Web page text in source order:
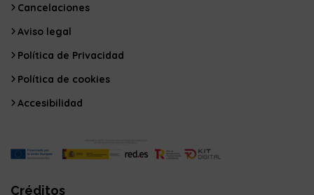
Cancelaciones
Aviso legal
Política de Privacidad
Política de cookies
Accesibilidad
Créditos